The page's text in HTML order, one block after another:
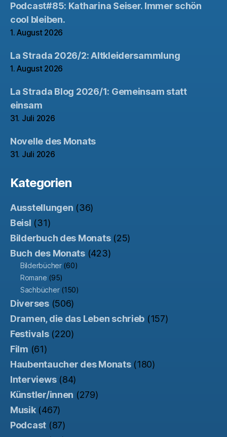
Podcast#85: Katharina Seiser. Immer schön
cool bleiben.
1. August 2026
La Strada 2026/2: Altkleidersammlung
1. August 2026
La Strada Blog 2026/1: Gemeinsam statt
einsam
31. Juli 2026
Novelle des Monats
31. Juli 2026
Kategorien
Ausstellungen (36)
Beisl (31)
Bilderbuch des Monats(25)
Buch des Monats(423)
Bilderbücher(60)
Romane (95)
Sachbücher(150)
Diverses(506)
Dramen, die das Leben schrieb (157)
Festivals(220)
Film (61)
Haubentaucher des Monats(180)
Interviews(84)
Künstler/innen (279)
Musik(467)
Podcast (87)